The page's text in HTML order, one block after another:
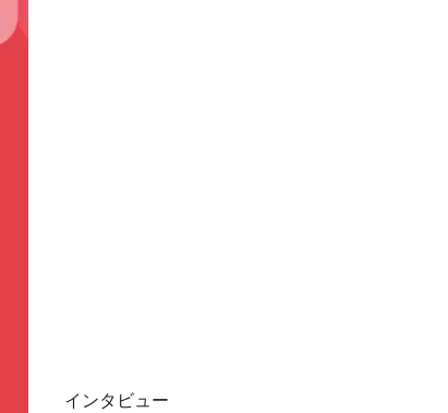
インタビュー